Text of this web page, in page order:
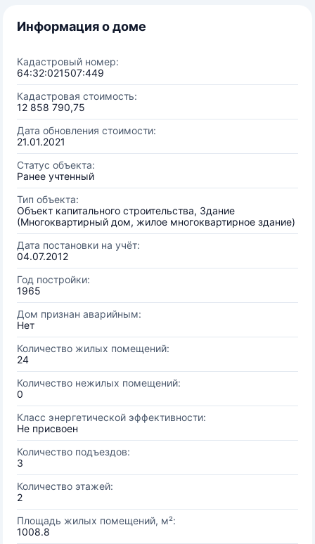
Информация о доме
Кадастровый номер:
64:32:021507:449
Кадастровая стоимость:
12 858 790,75
Дата обновления стоимости:
21.01.2021
Статус объекта:
Ранее учтенный
Тип объекта:
Объект капитального строительства, Здание
(Многоквартирный дом, жилое многоквартирное здание)
Дата постановки на учёт:
04.07.2012
Год постройки:
1965
Дом признан аварийным:
Нет
Количество жилых помещений:
24
Количество нежилых помещений:
0
Класс энергетической эффективности:
Не присвоен
Количество подъездов:
3
Количество этажей:
2
Площадь жилых помещений, м²:
1008.8